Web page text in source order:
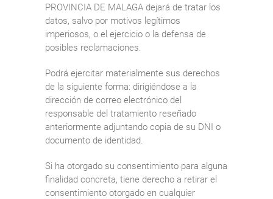
PROVINCIA DE MALAGA dejará de tratar los
datos, salvo por motivos legítimos
imperiosos, o el ejercicio o la defensa de
posibles reclamaciones.
Podrá ejercitar materialmente sus derechos
de la siguiente forma: dirigiéndose a la
dirección de correo electrónico del
responsable del tratamiento reseñado
anteriormente adjuntando copia de su DNI o
documento de identidad.
Si ha otorgado su consentimiento para alguna
finalidad concreta, tiene derecho a retirar el
consentimiento otorgado en cualquier